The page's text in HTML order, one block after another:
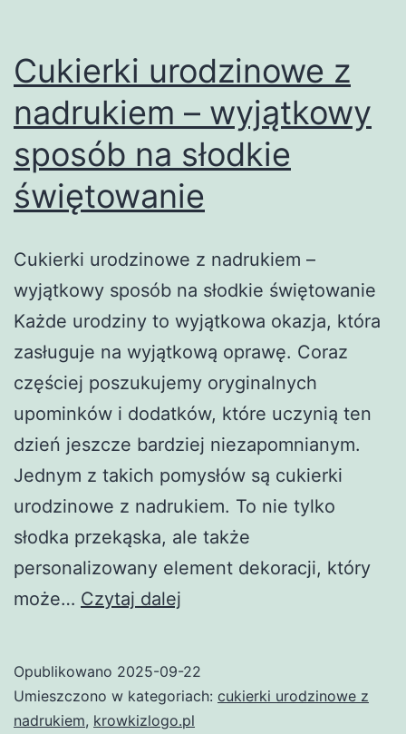
Cukierki urodzinowe z
nadrukiem – wyjątkowy
sposób na słodkie
świętowanie
Cukierki urodzinowe z nadrukiem –
wyjątkowy sposób na słodkie świętowanie
Każde urodziny to wyjątkowa okazja, która
zasługuje na wyjątkową oprawę. Coraz
częściej poszukujemy oryginalnych
upominków i dodatków, które uczynią ten
dzień jeszcze bardziej niezapomnianym.
Jednym z takich pomysłów są cukierki
urodzinowe z nadrukiem. To nie tylko
słodka przekąska, ale także
personalizowany element dekoracji, który
może… Czytaj dalej
nadrukiem
–
Opublikowano 2025-09-22
Umieszczono w kategoriach: cukierki urodzinowe z
nadrukiem, krowkizlogo.pl